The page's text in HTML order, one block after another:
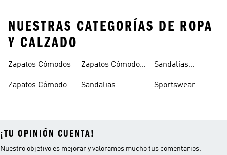
NUESTRAS CATEGORÍAS DE ROPA
Y CALZADO
Zapatos Cómodos
Zapatos Cómodos
Zapatos Cómodos
Sandalias
Sandalias
Sportswear -
¡TU OPINIÓN CUENTA!
Nuestro objetivo es mejorar y valoramos mucho tus comentarios.